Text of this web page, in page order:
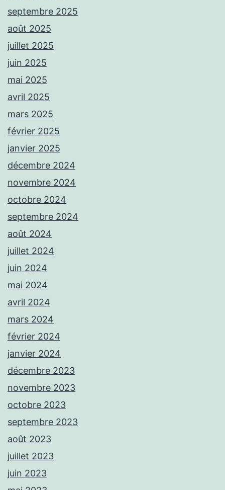
septembre 2025
août 2025
juillet 2025
juin 2025
mai 2025
avril 2025
mars 2025
février 2025
janvier 2025
décembre 2024
novembre 2024
octobre 2024
septembre 2024
août 2024
juillet 2024
juin 2024
mai 2024
avril 2024
mars 2024
février 2024
janvier 2024
décembre 2023
novembre 2023
octobre 2023
septembre 2023
août 2023
juillet 2023
juin 2023